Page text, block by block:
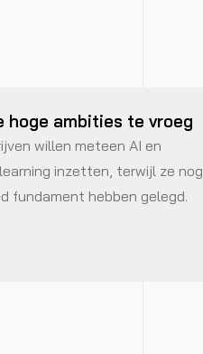
hoge ambities te vroeg
willen meteen AI en
inzetten, terwijl ze nog
fundament hebben gelegd.